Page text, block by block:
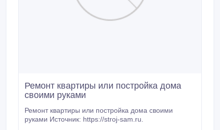
Ремонт квартиры или постройка дома
своими руками
Ремонт квартиры или постройка дома своими
руками Источник: https://stroj-sam.ru.